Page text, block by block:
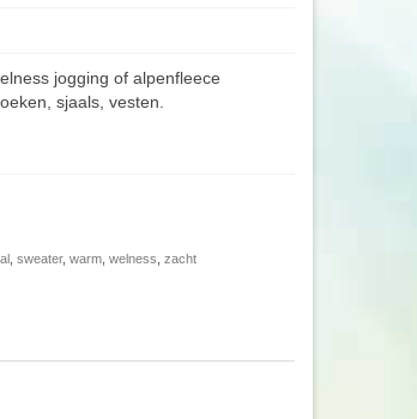
jogging of alpenfleece
sjaals, vesten.
, sweater, warm, welness zacht